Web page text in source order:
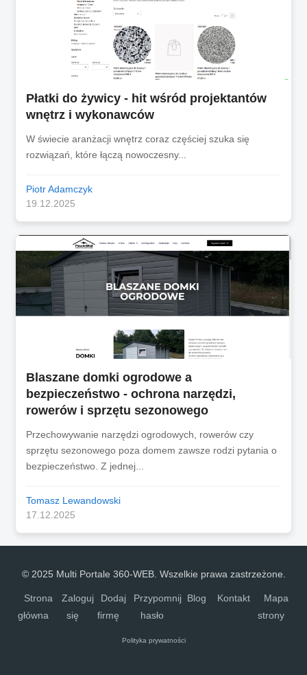
Płatki do żywicy - hit wśród projektantów
wnętrz i wykonawców
W świecie aranżacji wnętrz coraz częściej szuka się
rozwiązań, które łączą nowoczesny...
Piotr Adamczyk
19.12.2025
Blaszane domki ogrodowe a
bezpieczeństwo - ochrona narzędzi,
rowerów i sprzętu sezonowego
Przechowywanie narzędzi ogrodowych, rowerów czy
sprzętu sezonowego poza domem zawsze rodzi pytania o
bezpieczeństwo. Z jednej...
Tomasz Lewandowski
17.12.2025
© 2025 Multi Portale 360-WEB. Wszelkie prawa zastrzeżone.
Strona
główna
Zaloguj
się
Dodaj
firmę
Przypomnij
hasło
Blog Kontakt
Mapa
strony
Polityka prywatności